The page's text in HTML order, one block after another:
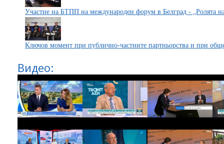
Участие на БТПП на международен форум в Белград - „Ролята
Ключов момент при публично-частните партньорства и при
Видео: